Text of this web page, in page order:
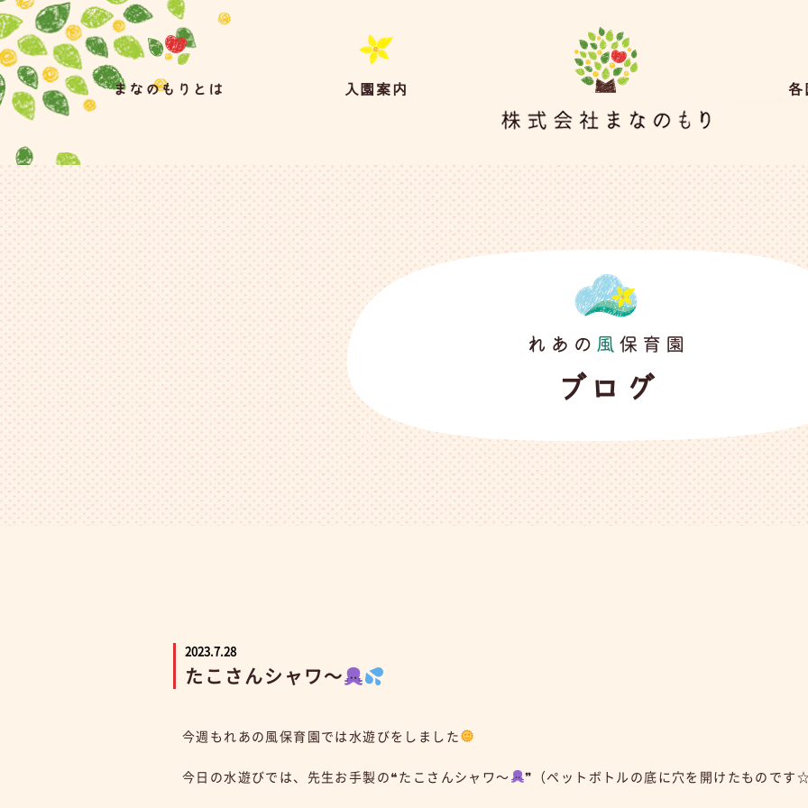
まなのもりとは 入園案内 各
ブログ
2023.7.28
たこさんシャワ～
今週もれあの風保育園では水遊びをしました
今日の水遊びでは、先生お手製の❝たこさんシャワ～ ❞（ペットボトルの底に穴を開けたものです